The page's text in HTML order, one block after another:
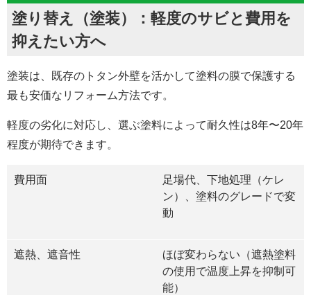
塗り替え（塗装）：軽度のサビと費用を
抑えたい方へ
塗装は、既存のトタン外壁を活かして塗料の膜で保護する
最も安価なリフォーム方法です。
軽度の劣化に対応し、選ぶ塗料によって耐久性は8年〜20年
程度が期待できます。
費用面
足場代、下地処理（ケレ
ン）、塗料のグレードで変
動
遮熱、遮音性
ほぼ変わらない（遮熱塗料
の使用で温度上昇を抑制可
能）